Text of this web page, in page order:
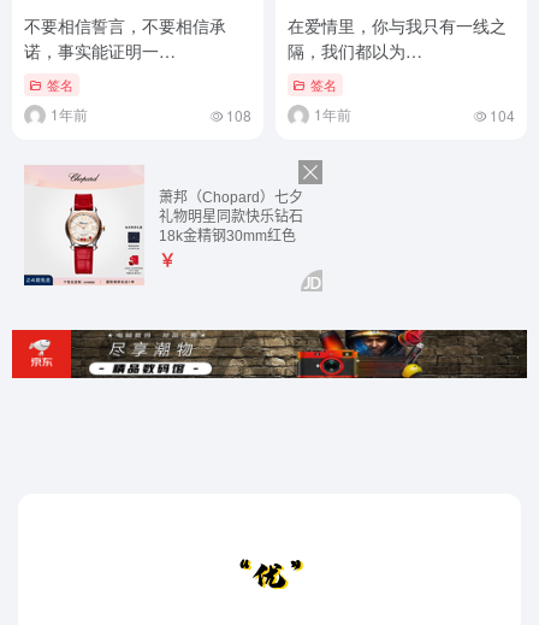
不要相信誓言，不要相信承
诺，事实能证明一…
签名
1年前 108
在爱情里，你与我只有一线之
隔，我们都以为…
签名
1年前 104